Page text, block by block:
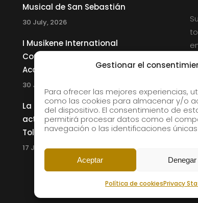
Gestionar el
Para ofrecer las mejores experiencias,
como las cookies para almacenar y/o
del dispositivo. El consentimiento de
permitirá procesar datos como el
navegación o las identificaciones
Aceptar Denegar
Política de cookiesPrivacy
Musical de San Sebastián
30 July, 2026
I Musikene International
Competition for Young
Accordionists
30 July, 2026
La Musikene Big Band
actuará junto a Charles
Tolliver en el 61 Jazzaldia
17 July, 2026